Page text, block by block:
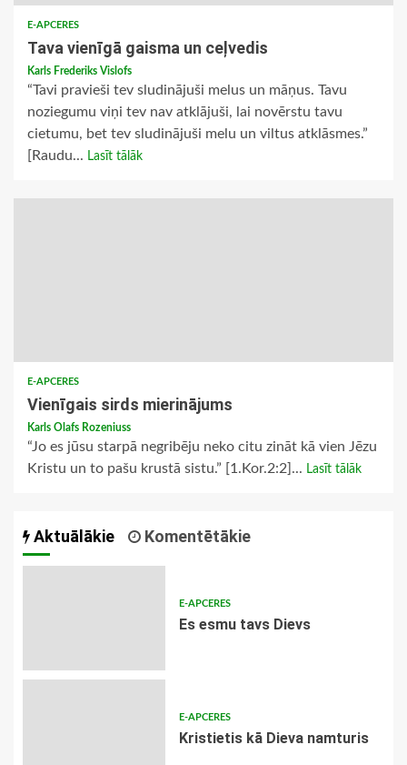
E-APCERES
Tava vienīgā gaisma un ceļvedis
Karls Frederiks Vislofs
“Tavi pravieši tev sludinājuši melus un māņus. Tavu
noziegumu viņi tev nav atklājuši, lai novērstu tavu
cietumu, bet tev sludinājuši melu un viltus atklāsmes.”
[Raudu... Lasīt tālāk
E-APCERES
Vienīgais sirds mierinājums
Karls Olafs Rozeniuss
“Jo es jūsu starpā negribēju neko citu zināt kā vien Jēzu
Kristu un to pašu krustā sistu.” [1.Kor.2:2]... Lasīt tālāk
Aktuālākie Komentētākie
E-APCERES
Es esmu tavs Dievs
E-APCERES
Kristietis kā Dieva namturis